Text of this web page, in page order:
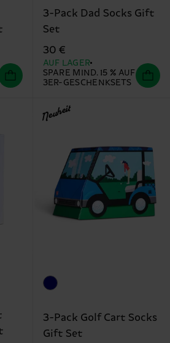
3-Pack Dad Socks Gift
Set
30 €
AUF LAGER
SPARE MIND. 15 % AUF
3ER-GESCHENKSETS
Neuheit
3-Pack Golf Cart Socks
Gift Set